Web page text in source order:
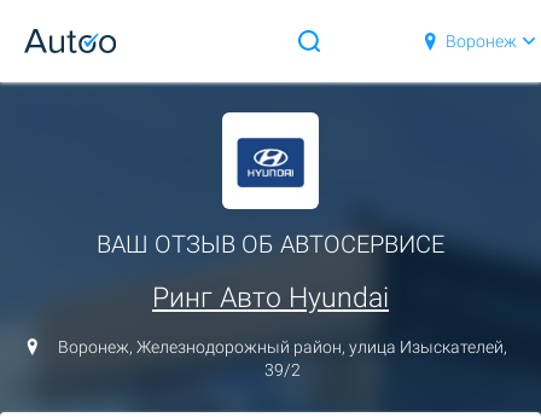
Воронеж
ВАШ ОТЗЫВ ОБ АВТОСЕРВИСЕ
Ринг Авто Hyundai
Воронеж, Железнодорожный район, улица Изыскателей,
39/2